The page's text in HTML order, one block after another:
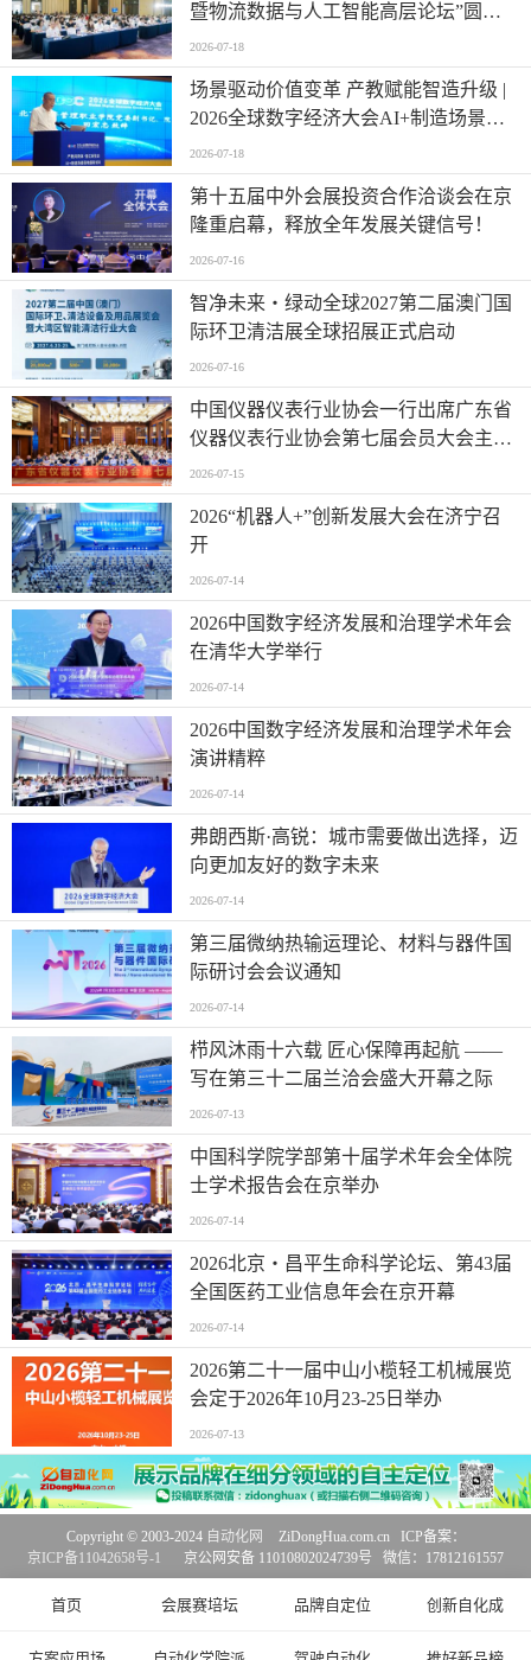
暨物流数据与人工智能高层论坛”圆满
成功举办
2026-07-18
场景驱动价值变革 产教赋能智造升级 |
2026全球数字经济大会AI+制造场景落
地国际论坛成功举办
2026-07-18
第十五届中外会展投资合作洽谈会在京
隆重启幕，释放全年发展关键信号！
2026-07-16
智净未来・绿动全球2027第二届澳门国
际环卫清洁展全球招展正式启动
2026-07-16
中国仪器仪表行业协会一行出席广东省
仪器仪表行业协会第七届会员大会主题
活动并进行走访交流
2026-07-15
2026“机器人+”创新发展大会在济宁召
开
2026-07-14
2026中国数字经济发展和治理学术年会
在清华大学举行
2026-07-14
2026中国数字经济发展和治理学术年会
演讲精粹
2026-07-14
弗朗西斯·高锐：城市需要做出选择，迈
向更加友好的数字未来
2026-07-14
第三届微纳热输运理论、材料与器件国
际研讨会会议通知
2026-07-14
栉风沐雨十六载 匠心保障再起航 ——
写在第三十二届兰洽会盛大开幕之际
2026-07-13
中国科学院学部第十届学术年会全体院
士学术报告会在京举办
2026-07-14
2026北京・昌平生命科学论坛、第43届
全国医药工业信息年会在京开幕
2026-07-14
2026第二十一届中山小榄轻工机械展览
会定于2026年10月23-25日举办
2026-07-13
首页 会展赛培坛 品牌自定位 创新自化成
Copyright © 2003-2024 自动化网
ZiDongHua.com.cn ICP备案：
京ICP备11042658号-1
京公网安备 11010802024739号 微信：17812161557